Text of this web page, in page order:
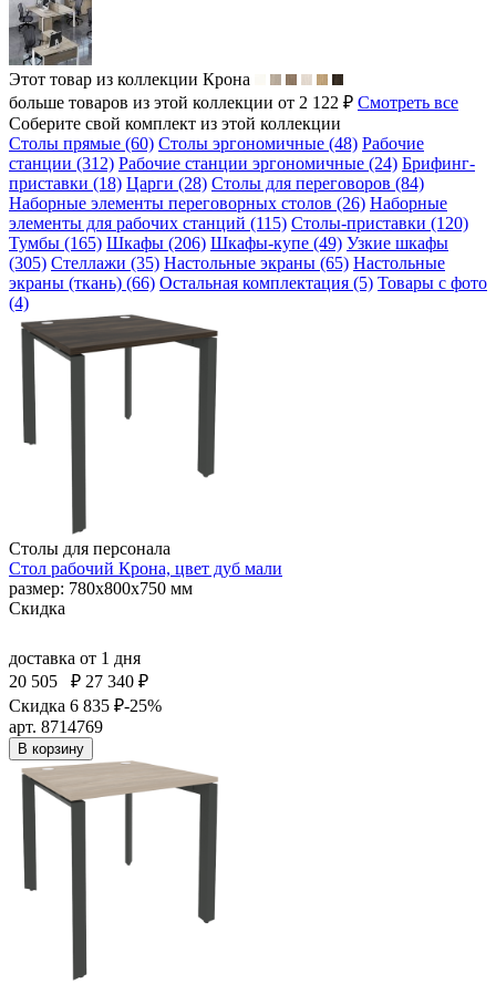
Этот товар из коллекции Крона
больше товаров из этой коллекции от 2 122 ₽ Смотреть все
Соберите свой комплект из этой коллекции
Столы прямые (60) Столы эргономичные (48) Рабочие
станции (312) Рабочие станции эргономичные (24) Брифинг-
приставки (18) Царги (28) Столы для переговоров (84)
Наборные элементы переговорных столов (26) Наборные
элементы для рабочих станций (115) Столы-приставки (120)
Тумбы (165) Шкафы (206) Шкафы-купе (49) Узкие шкафы
(305) Стеллажи (35) Настольные экраны (65) Настольные
экраны (ткань) (66) Остальная комплектация (5) Товары с фото
(4)
Столы для персонала
Стол рабочий Крона, цвет дуб мали
размер: 780х800х750 мм
Скидка
доставка от 1 дня
20 505
₽ 27 340 ₽
Скидка 6 835 ₽-25%
арт. 8714769
В корзину